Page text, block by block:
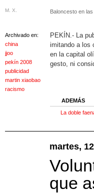
M. X. Baloncesto en
Archivado en:
china
jjoo
pekín 2008
publicidad
martin xiaobao
racismo
PEKÍN.- La
imitando a los
en la capital
gesto, ni
ADEMÁS
La doble
martes,
que